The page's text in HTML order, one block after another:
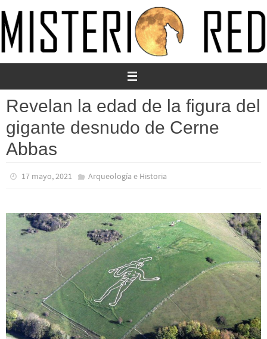
al
contenido
Revelan la edad de la figura del
gigante desnudo de Cerne
Abbas
17 mayo, 2021 Arqueología e Historia